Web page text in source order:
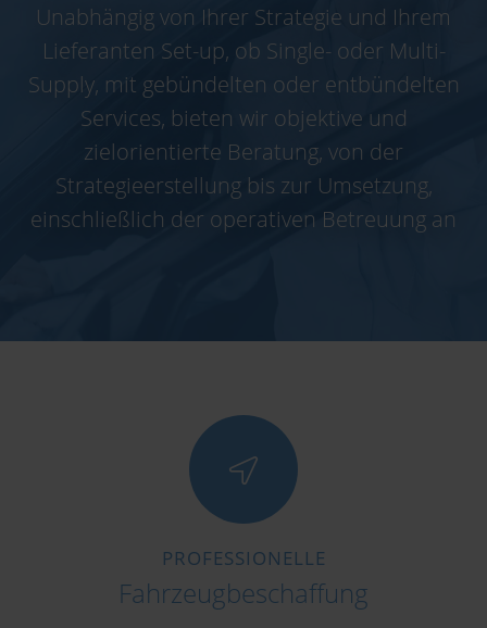
Unabhängig von Ihrer Strategie und Ihrem
Lieferanten Set-up, ob Single- oder Multi-
Supply, mit gebündelten oder entbündelten
Services, bieten wir objektive und
zielorientierte Beratung, von der
Strategieerstellung bis zur Umsetzung,
einschließlich der operativen Betreuung an
PROFESSIONELLE
Fahrzeugbeschaffung